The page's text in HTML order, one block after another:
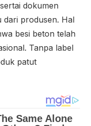
dokumen
dari produsen. Hal
besi beton telah
Tanpa label
patut